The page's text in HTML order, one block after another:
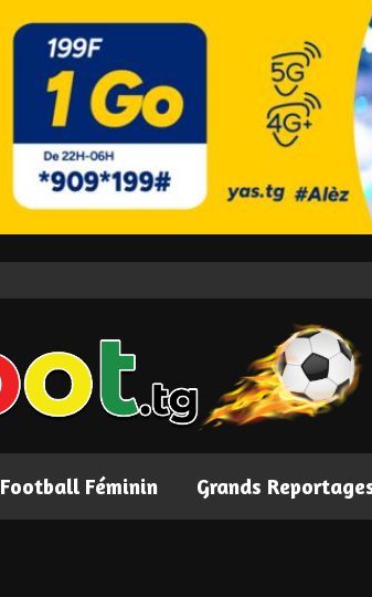
Football Féminin Grands